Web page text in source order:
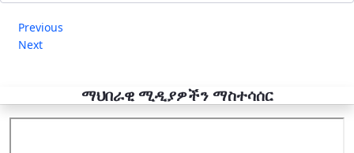
Previous
Next
ማህበራዊ ሚዲያዎችን ማስተሳሰር